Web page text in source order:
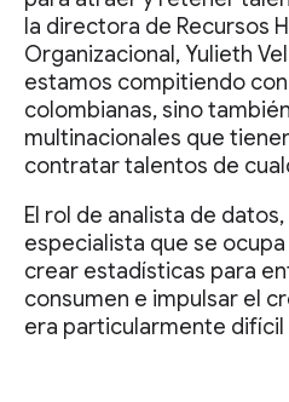
la directora de Recursos
Organizacional, Yulieth
estamos compitiendo
colombianas, sino
multinacionales que
contratar talentos de
El rol de analista de
especialista que se
crear estadísticas para
consumen e impulsar el
era particularmente difícil